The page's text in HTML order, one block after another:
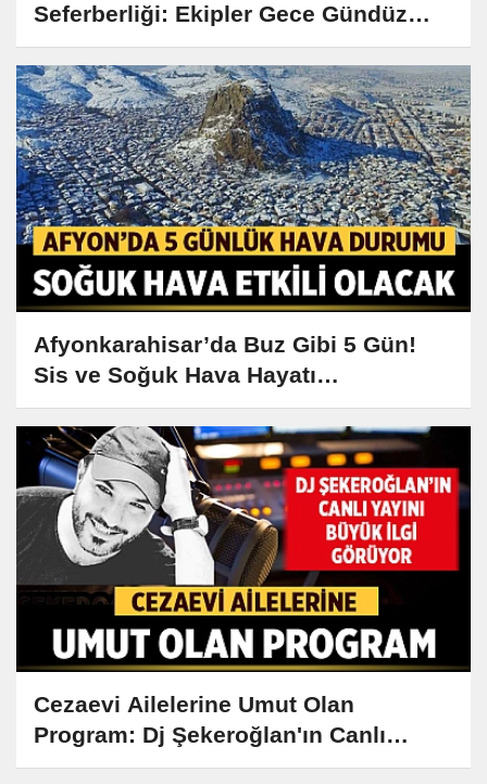
Seferberliği: Ekipler Gece Gündüz
Demeden Çalışıyor!
Afyonkarahisar’da Buz Gibi 5 Gün!
Sis ve Soğuk Hava Hayatı
Zorlaştıracak
Cezaevi Ailelerine Umut Olan
Program: Dj Şekeroğlan'ın Canlı
Yayını Büyük İlgi Görüyor